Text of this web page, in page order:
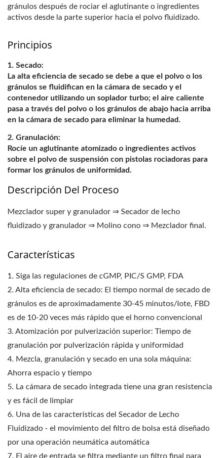
gránulos después de rociar el aglutinante o ingredientes
activos desde la parte superior hacia el polvo fluidizado.
Principios
Secado:
La alta eficiencia de secado se debe a que el polvo o los
gránulos se fluidifican en la cámara de secado y el
contenedor utilizando un soplador turbo; el aire caliente
pasa a través del polvo o los gránulos de abajo hacia arriba
en la cámara de secado para eliminar la humedad.
Granulación:
Rocíe un aglutinante atomizado o ingredientes activos
sobre el polvo de suspensión con pistolas rociadoras para
formar los gránulos de uniformidad.
Descripción Del Proceso
Mezclador super y granulador ⇒ Secador de lecho
fluidizado y granulador ⇒ Molino cono ⇒ Mezclador final.
Características
1. Siga las regulaciones de cGMP, PIC/S GMP, FDA
2. Alta eficiencia de secado: El tiempo normal de secado de
gránulos es de aproximadamente 30-45 minutos/lote, FBD
es de 10-20 veces más rápido que el horno convencional
3. Atomización por pulverización superior: Tiempo de
granulación por pulverización rápida y uniformidad
4. Mezcla, granulación y secado en una sola máquina:
Ahorra espacio y tiempo
5. La cámara de secado integrada tiene una gran resistencia
y es fácil de limpiar
6. Una de las características del Secador de Lecho
Fluidizado - el movimiento del filtro de bolsa está diseñado
por una operación neumática automática
7. El aire de entrada se filtra mediante un filtro final para